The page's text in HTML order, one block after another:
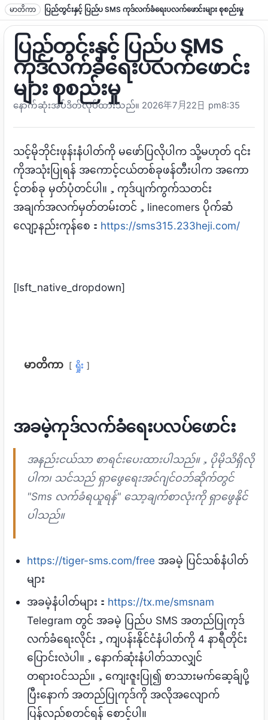
စာသားသို့ ခုန်ပါ။
မာတိကာ ပြည်တွင်းနှင့် ပြည်ပ SMS ကုဒ်လက်ခံရေးပလက်ဖောင်းများ စုစည်းမှု
ပြည်တွင်းနှင့် ပြည်ပ SMS
ကုဒ်လက်ခံရေးပလက်ဖောင်း
များ စုစည်းမှု
နောက်ဆုံးအပ်ဒိတ်လုပ်ထားသည်။ 2026年7月22日 pm8:35
သင့်မိုဘိုင်းဖုန်းနံပါတ်ကို မဖော်ပြလိုပါက သို့မဟုတ် ၎င်း
ကိုအသုံးပြုရန် အကောင့်ငယ်တစ်ခုဖန်တီးပါက အကော
င့်တစ်ခု မှတ်ပုံတင်ပါ။，ကုဒ်ပျက်ကွက်သတင်း
အချက်အလက်မှတ်တမ်းတင်，linecomers ပိုက်ဆံ
လျော့နည်းကုန်စေ： https://sms315.233heji.com/
[lsft_native_dropdown]
မာတိကာ ရှိုး
အခမဲ့ကုဒ်လက်ခံရေးပလပ်ဖောင်း
အနည်းငယ်သာ စာရင်းပေးထားပါသည်။，ပိုမိုသိရှိလို
ပါက၊ သင်သည် ရှာဖွေရေးအင်ဂျင်ဝဘ်ဆိုက်တွင်
"Sms လက်ခံရယူရန်" သော့ချက်စာလုံးကို ရှာဖွေနိုင်
ပါသည်။
https://tiger-sms.com/free အခမဲ့ ပြင်သစ်နံပါတ်
များ
အခမဲ့နံပါတ်များ： https://tx.me/smsnam
Telegram တွင် အခမဲ့ ပြည်ပ SMS အတည်ပြုကုဒ်
လက်ခံရေးလိုင်း，ကျပန်းနိုင်ငံနံပါတ်ကို 4 နာရီတိုင်း
ပြောင်းလဲပါ။，နောက်ဆုံးနံပါတ်သာလျှင်
တရားဝင်သည်။，ကျေးဇူးပြု၍ စာသားမက်ဆေ့ခ်ျပို့
ပြီးနောက် အတည်ပြုကုဒ်ကို အလိုအလျောက်
ပြန်လည်စတင်ရန် စောင့်ပါ။